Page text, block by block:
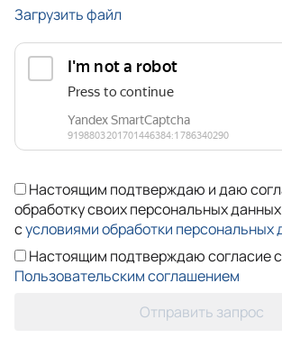
Загрузить файл
Настоящим подтверждаю и даю
обработку своих персональных
сусловиями обработки персональных
Настоящим подтверждаю согласие с
Пользовательским соглашением
Отправить запрос